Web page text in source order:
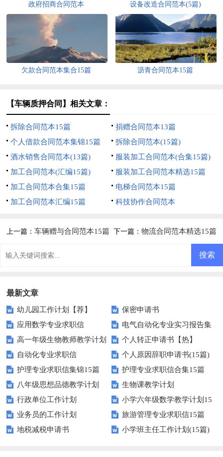
政府招商合同范本 设备改造合同范本(5篇)
欠款合同范本集合15篇 沥青合同范本15篇
【车辆质押合同】相关文章：
拆除合同范本15篇
捐赠合同范本13篇
个人借款合同范本集锦15篇
拆除合同范本(15篇)
酒水销售合同范本(13篇)
服装加工合同范本(合集15篇)
加工合同范本(汇编15篇)
服装加工合同范本精选15篇
加工合同范本合集15篇
电梯合同范本15篇
加工合同范本汇编15篇
科技协作合同范本
上一篇：车辆赠与合同范本15篇 下一篇： 物流合同范本精选15篇
最新文章
幼儿园工作计划【荐】
保密申请书
应用数学专业求职信
电气自动化专业实习报告集
锦14篇
高一年级生物教师教学计划
个人转正申请书【热】
自动化专业求职信
个人原因辞职申请书(15篇)
护理专业求职信集锦15篇
护理专业求职信合集15篇
八年级思想品德教学计划
生物课教学计划
行政单位工作计划
小学六年级数学教学计划15
篇
业务员的工作计划
旅游管理专业求职信15篇
地税减税申请书
小学班主任工作计划(15篇)